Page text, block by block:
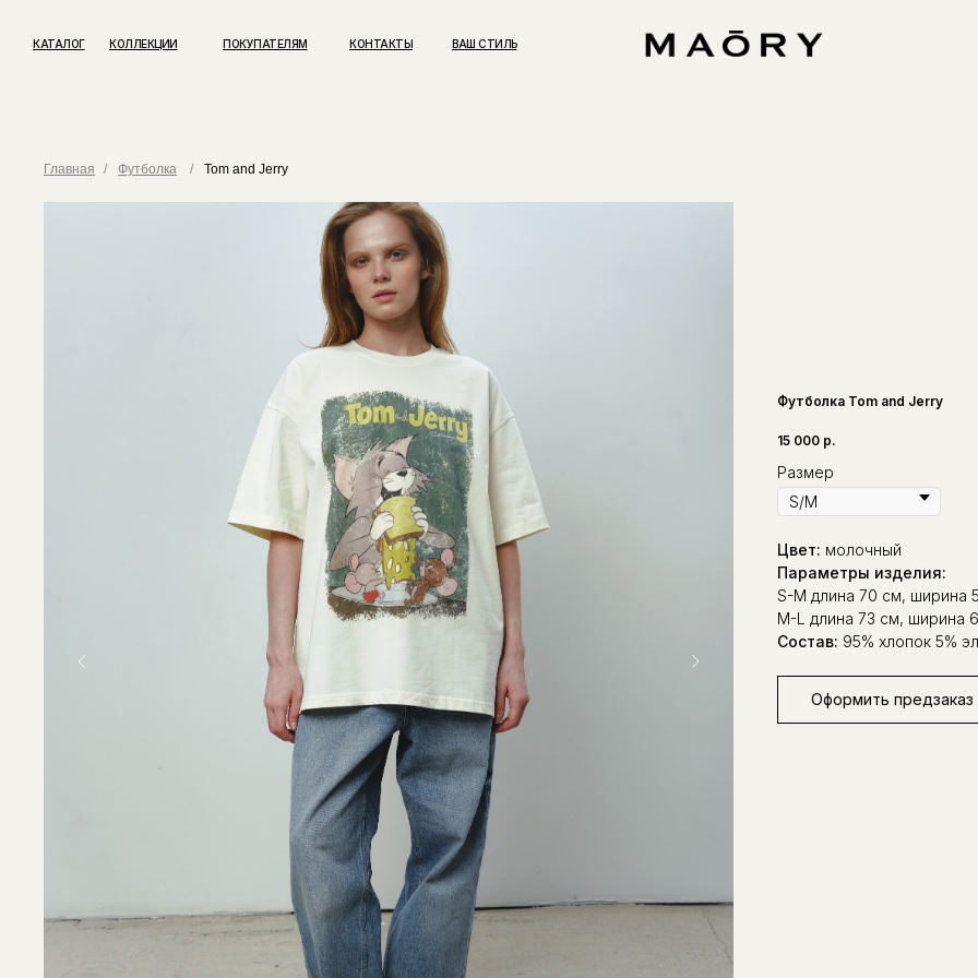
КАТАЛОГ КОЛЛЕКЦИИ ПОКУПАТЕЛЯМ КОНТАКТЫ ВАШ СТИЛЬ
Главная Футболка
/ / Tom and Jerry
Футболка Tom and Jerry
15 000 р.
Размер
Цвет: молочный
Параметры изделия:
S-M длина 70 см, ширина
M-L длина 73 см, ширина
Состав: 95% хлопок 5%
Оформить предзаказ